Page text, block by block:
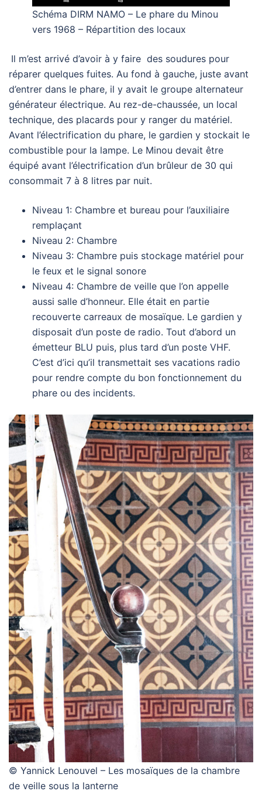
Schéma DIRM NAMO – Le phare du Minou
vers 1968 – Répartition des locaux
Il m’est arrivé d’avoir à y faire des soudures pour
réparer quelques fuites. Au fond à gauche, juste avant
d’entrer dans le phare, il y avait le groupe alternateur
générateur électrique. Au rez-de-chaussée, un local
technique, des placards pour y ranger du matériel.
Avant l’électrification du phare, le gardien y stockait le
combustible pour la lampe. Le Minou devait être
équipé avant l’électrification d’un brûleur de 30 qui
consommait 7 à 8 litres par nuit.
Niveau 1: Chambre et bureau pour l’auxiliaire
remplaçant
Niveau 2: Chambre
Niveau 3: Chambre puis stockage matériel pour
le feux et le signal sonore
Niveau 4: Chambre de veille que l’on appelle
aussi salle d’honneur. Elle était en partie
recouverte carreaux de mosaïque. Le gardien y
disposait d’un poste de radio. Tout d’abord un
émetteur BLU puis, plus tard d’un poste VHF.
C’est d’ici qu’il transmettait ses vacations radio
pour rendre compte du bon fonctionnement du
phare ou des incidents.
© Yannick Lenouvel – Les mosaïques de la chambre
de veille sous la lanterne